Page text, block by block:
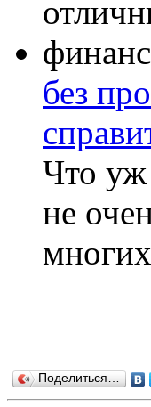
без
Что уж
не
Поделиться…